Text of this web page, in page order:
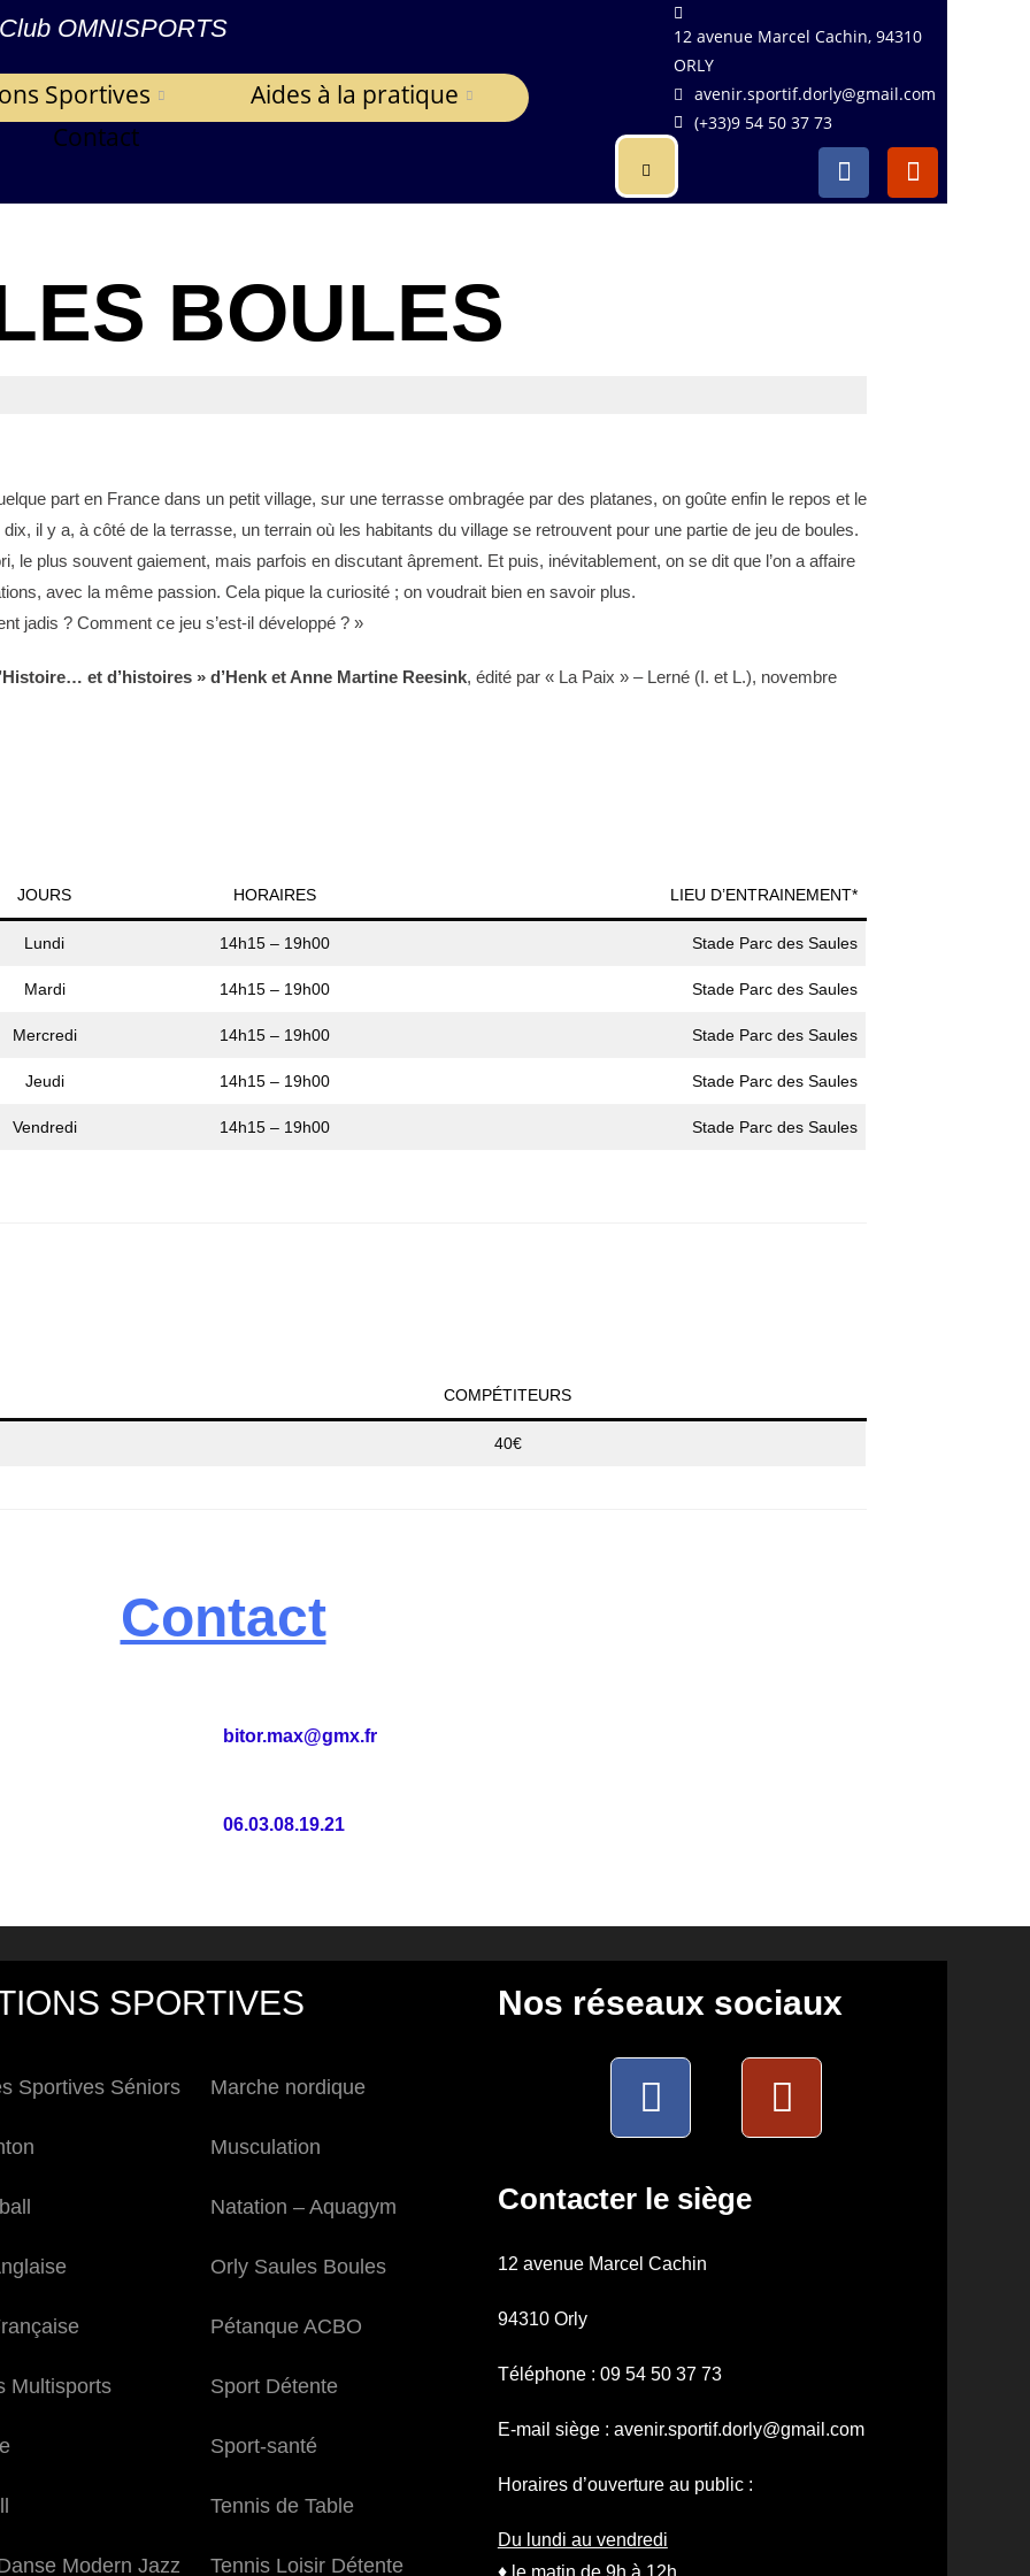
OMNISPORTS
Sportives
Aides à la pratique
Contact
12 avenue Marcel Cachin, 94310
ORLY
avenir.sportif.dorly@gmail.com
(+33)9 54 50 37 73
BOULES
part en France dans un petit village, sur une terrasse ombragée par des platanes, on goûte enfin le repos et le
il y a, à côté de la terrasse, un terrain où les habitants du village se retrouvent pour une partie de jeu de boules.
le plus souvent gaiement, mais parfois en discutant âprement. Et puis, inévitablement, on se dit que l’on a affaire
avec la même passion. Cela pique la curiosité ; on voudrait bien en savoir plus.
jadis ? Comment ce jeu s’est-il développé ? »
et d’histoires » d’Henk et Anne Martine Reesink, édité par « La Paix » – Lerné (I. et L.), novembre
JOURS HORAIRES LIEU D’ENTRAINEMENT*
Lundi 14h15 – 19h00 Stade Parc des Saules
Mardi 14h15 – 19h00 Stade Parc des Saules
Mercredi 14h15 – 19h00 Stade Parc des Saules
Jeudi 14h15 – 19h00 Stade Parc des Saules
Vendredi 14h15 – 19h00 Stade Parc des Saules
COMPÉTITEURS
40€
Contact
bitor.max@gmx.fr
06.03.08.19.21
SPORTIVES
Sportives Séniors
Multisports
Modern Jazz
Marche nordique
Musculation
Natation – Aquagym
Orly Saules Boules
Pétanque ACBO
Sport Détente
Sport-santé
Tennis de Table
Tennis Loisir Détente
Nos réseaux sociaux
Contacter le siège
12 avenue Marcel Cachin
94310 Orly
Téléphone : 09 54 50 37 73
E-mail siège : avenir.sportif.dorly@gmail.com
Horaires d’ouverture au public :
Du lundi au vendredi